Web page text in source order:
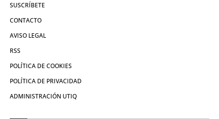
SUSCRÍBETE
CONTACTO
AVISO LEGAL
RSS
POLÍTICA DE COOKIES
POLÍTICA DE PRIVACIDAD
ADMINISTRACIÓN UTIQ